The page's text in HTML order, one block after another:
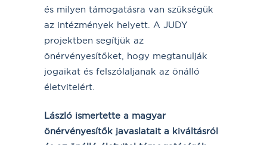
és milyen támogatásra van szükségük
az intézmények helyett. A JUDY
projektben segítjük az
önérvényesítőket, hogy megtanulják
jogaikat és felszólaljanak az önálló
életvitelért.
László ismertette a magyar
önérvényesítők javaslatait a kiváltásról